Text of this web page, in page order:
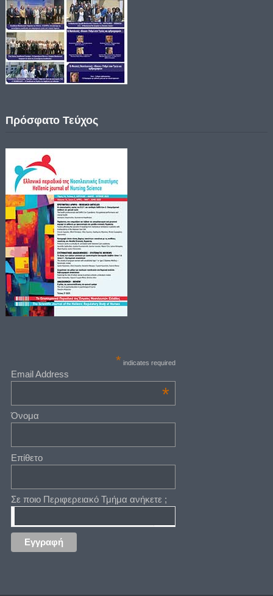
Πρόσφατο Τεύχος
* indicates required
Email Address
*
Όνομα
Επίθετο
Σε ποιο Περιφερειακό Τμήμα ανήκετε ;